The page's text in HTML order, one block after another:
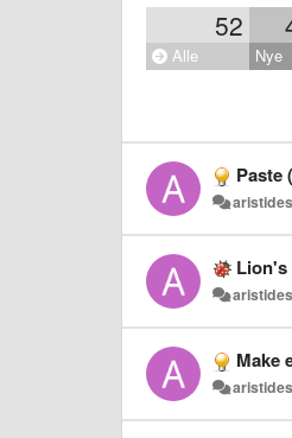
52
Alle Nye
Paste
Lion's
Make